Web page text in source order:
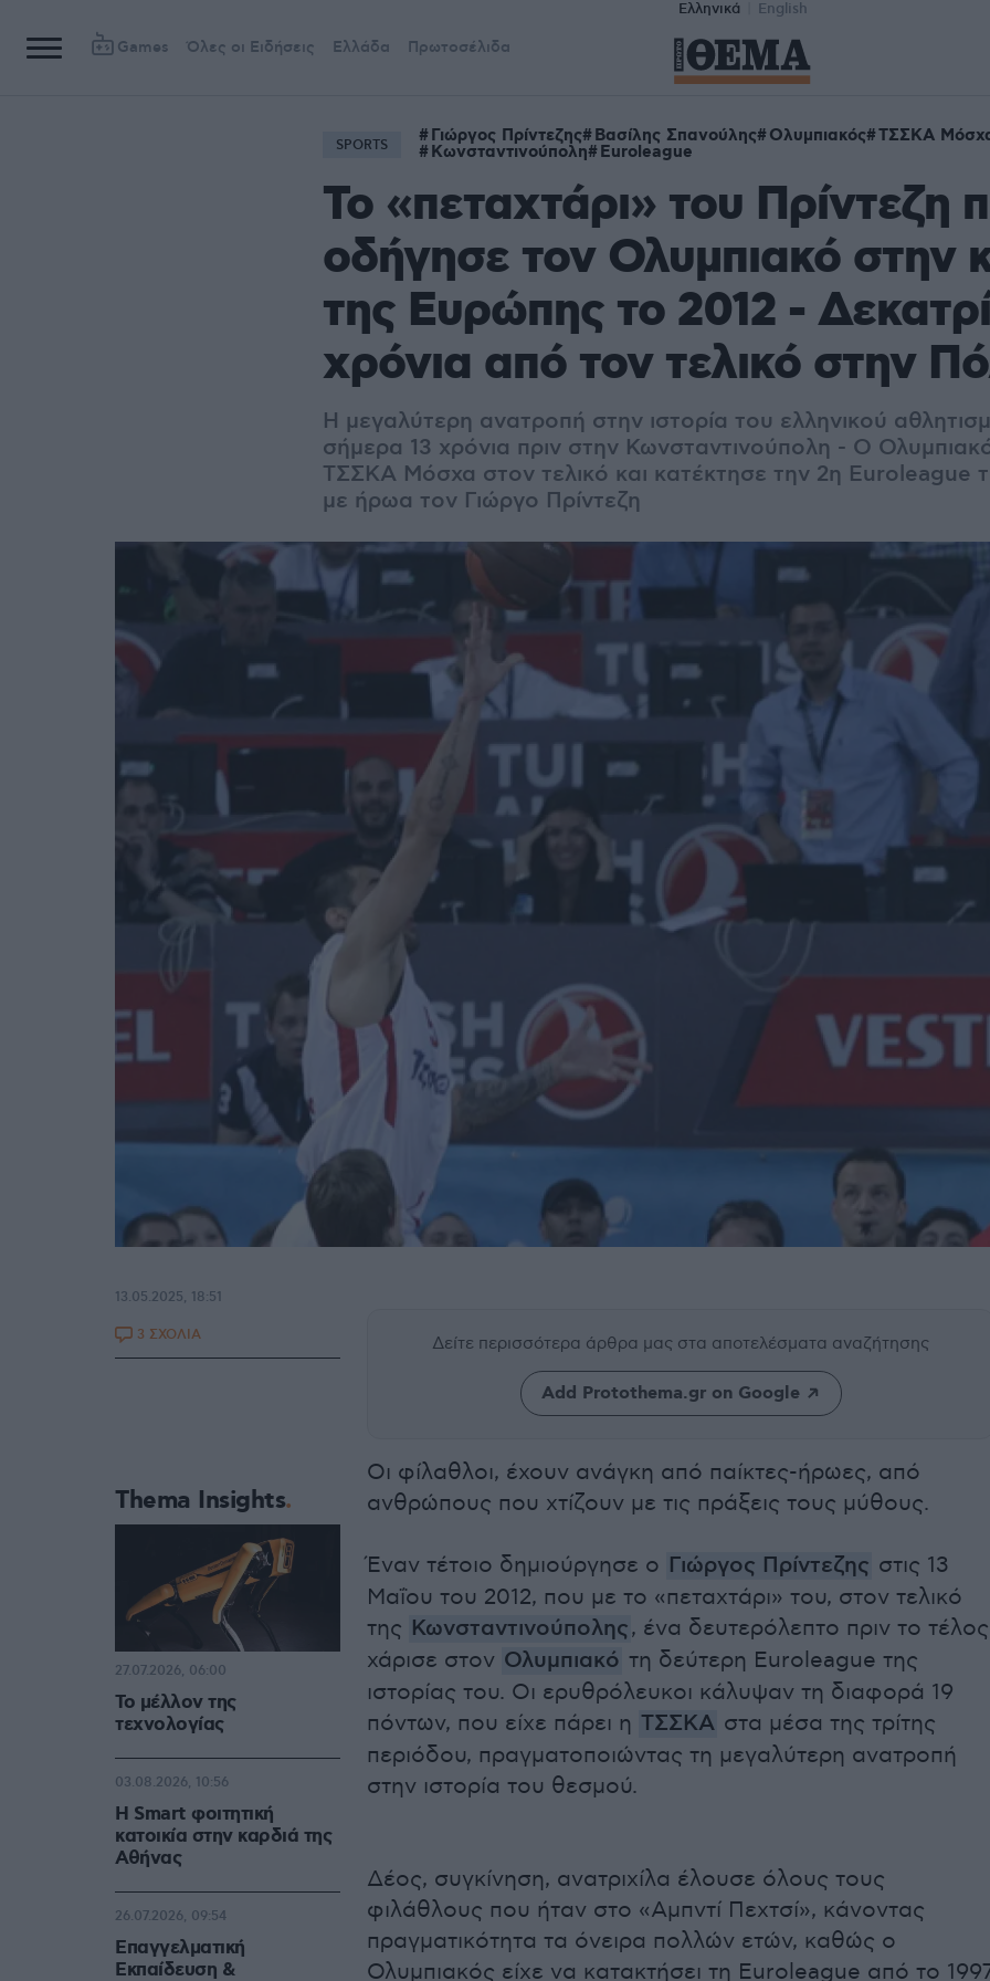
Ελληνικά English
Games Όλες οι Ειδήσεις Ελλάδα Πρωτοσέλιδα
SPORTS Γιώργος Πρίντεζης Βασίλης Σπανούλης Ολυμπιακός ΤΣΣΚΑ
Κωνσταντινούπολη Euroleague
Το «πεταχτάρι» του Πρίντεζη
οδήγησε τον Ολυμπιακό στην
της Ευρώπης το 2012 -
χρόνια από τον τελικό στην
Η μεγαλύτερη ανατροπή στην ιστορία του ελληνικού
σήμερα 13 χρόνια πριν στην Κωνσταντινούπολη - Ο
ΤΣΣΚΑ Μόσχα στον τελικό και κατέκτησε την 2η Euroleague
με ήρωα τον Γιώργο Πρίντεζη
Δείτε περισσότερα άρθρα μας στα αποτελέσματα αναζήτησης
Add Protothema.gr on Google
Οι φίλαθλοι, έχουν ανάγκη από παίκτες-ήρωες, από
ανθρώπους που χτίζουν με τις πράξεις τους μύθους.
Έναν τέτοιο δημιούργησε ο Γιώργος Πρίντεζης στις 13
Μαΐου του 2012, που με το «πεταχτάρι» του, στον τελικό
της Κωνσταντινούπολης, ένα δευτερόλεπτο πριν το
χάρισε στον Ολυμπιακό τη δεύτερη Euroleague της
ιστορίας του. Οι ερυθρόλευκοι κάλυψαν τη διαφορά 19
πόντων, που είχε πάρει η ΤΣΣΚΑ στα μέσα της τρίτης
περιόδου, πραγματοποιώντας τη μεγαλύτερη ανατροπή
στην ιστορία του θεσμού.
Δέος, συγκίνηση, ανατριχίλα έλουσε όλους τους
φιλάθλους που ήταν στο «Αμπντί Πεχτσί», κάνοντας
πραγματικότητα τα όνειρα πολλών ετών, καθώς ο
Ολυμπιακός είχε να κατακτήσει τη Euroleague από το
13.05.2025, 18:51
3 ΣΧΟΛΙΑ
Thema Insights
Το μέλλον της
τεχνολογίας
27.07.2026, 06:00
Η Smart φοιτητική
κατοικία στην καρδιά της
Αθήνας
03.08.2026, 10:56
Επαγγελματική
Εκπαίδευση &
26.07.2026, 09:54